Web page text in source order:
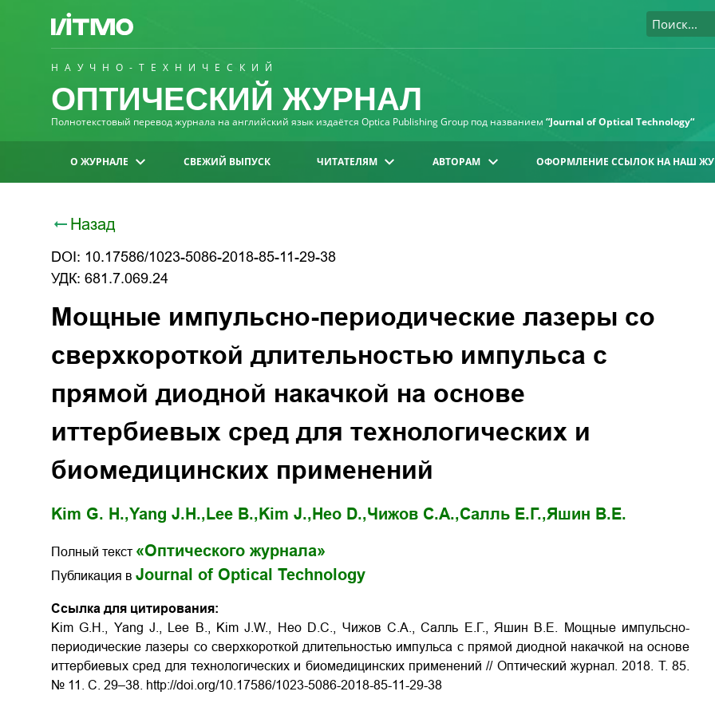
НАУЧНО-ТЕХНИЧЕСКИЙ
ОПТИЧЕСКИЙ ЖУРНАЛ
Полнотекстовый перевод журнала на английский язык издаётся Optica Publishing Group под названием “Journal of Optical Technology“
О ЖУРНАЛЕ СВЕЖИЙ ВЫПУСК ЧИТАТЕЛЯМ АВТОРАМ ОФОРМЛЕНИЕ ССЫЛОК НА НАШ
Назад
DOI: 10.17586/1023-5086-2018-85-11-29-38
УДК: 681.7.069.24
Мощные импульсно-периодические лазеры со
сверхкороткой длительностью импульса с
прямой диодной накачкой на основе
иттербиевых сред для технологических и
биомедицинских применений
Kim G. H.,Yang J.H., Lee B., Kim J., Heo D.,Чижов С.А.,Салль Е.Г.,Яшин В.Е.
Полный текст «Оптического журнала»
Публикация в Journal of Optical Technology
Ссылка для цитирования:
Kim G.H., Yang J., Lee B., Kim J.W., Heo D.C., Чижов С.А., Салль Е.Г., Яшин В.Е. Мощные импульсно-
периодические лазеры со сверхкороткой длительностью импульса с прямой диодной накачкой на основе
иттербиевых сред для технологических и биомедицинских применений// Оптический журнал. 2018. Т. 85.
№ 11. С. 29–38. http://doi.org/10.17586/1023-5086-2018-85-11-29-38